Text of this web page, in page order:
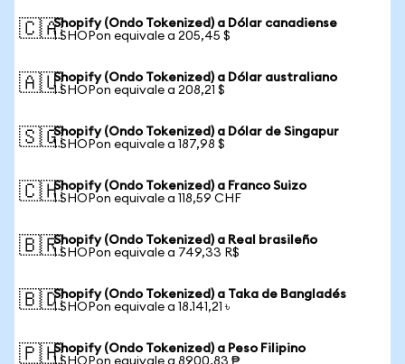
🇨🇦Shopify (Ondo Tokenized) a Dólar canadiense
1 SHOPon equivale a 205,45 $
🇦🇺Shopify (Ondo Tokenized) a Dólar australiano
1 SHOPon equivale a 208,21 $
🇸🇬Shopify (Ondo Tokenized) a Dólar de Singapur
1 SHOPon equivale a 187,98 $
🇨🇭Shopify (Ondo Tokenized) a Franco Suizo
1 SHOPon equivale a 118,59 CHF
🇧🇷Shopify (Ondo Tokenized) a Real brasileño
1 SHOPon equivale a 749,33 R$
🇧🇩Shopify (Ondo Tokenized) a Taka de Bangladés
1 SHOPon equivale a 18.141,21 ৳
🇵🇭Shopify (Ondo Tokenized) a Peso Filipino
1 SHOPon equivale a 8900,83 ₱